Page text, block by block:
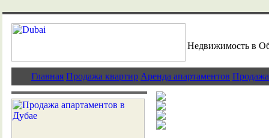
Недвижимость в
Главная Продажа квартир Аренда апартаментов
Новости